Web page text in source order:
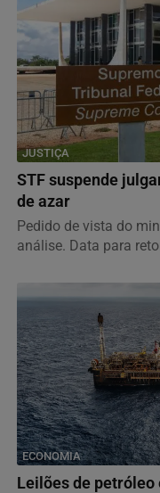
JUSTIÇA
STF suspende
de azar
Pedido de vista do
análise. Data para
ECONOMIA
Leilões de